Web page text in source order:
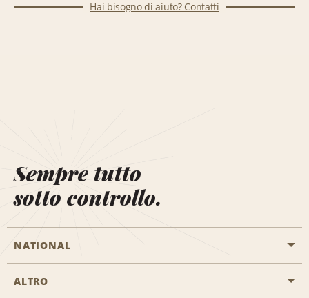
Hai bisogno di aiuto? Contatti
Sempre tutto
sotto controllo.
NATIONAL
Inizia una prenotazione
ALTRO